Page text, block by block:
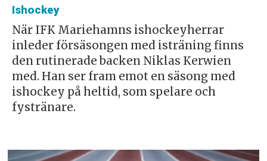
Ishockey
När IFK Mariehamns ishockeyherrar
inleder försäsongen med isträning finns
den rutinerade backen Niklas Kerwien
med. Han ser fram emot en säsong med
ishockey på heltid, som spelare och
fystränare.